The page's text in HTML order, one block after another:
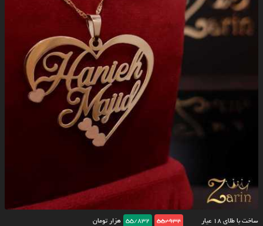
ساخت با طلای ۱۸ عیار 55/932
55/832 هزار تومان